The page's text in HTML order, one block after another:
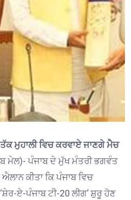
ਮੁਹਾਲੀ ਵਿਚ ਕਰਵਾਏ ਜਾਣਗੇ ਮੈਚ
ਮੇਲ)- ਪੰਜਾਬ ਦੇ ਮੁੱਖ ਮੰਤਰੀ ਭਗਵੰਤ
ਕੀਤਾ ਕਿ ਪੰਜਾਬ ਵਿਚ
ਏ-ਪੰਜਾਬ ਟੀ-20 ਲੀਗ’ ਸ਼ੁਰੂ ਹੋਣ